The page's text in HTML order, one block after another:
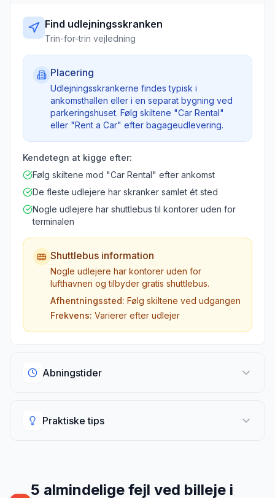
Find udlejningsskranken
Trin-for-trin vejledning
Placering
Udlejningsskrankerne findes typisk i
ankomsthallen eller i en separat bygning ved
parkeringshuset. Følg skiltene "Car Rental"
eller "Rent a Car" efter bagageudlevering.
Kendetegn at kigge efter:
Følg skiltene mod "Car Rental" efter ankomst
De fleste udlejere har skranker samlet ét sted
Nogle udlejere har shuttlebus til kontorer uden for
terminalen
Shuttlebus information
Nogle udlejere har kontorer uden for
lufthavnen og tilbyder gratis shuttlebus.
Afhentningssted: Følg skiltene ved udgangen
Frekvens: Varierer efter udlejer
Abningstider
Udlejningsskranker i lufthavnen
Praktiske tips
5 almindelige fejl ved billeje i